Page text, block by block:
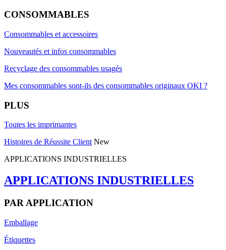
CONSOMMABLES
Consommables et accessoires
Nouveautés et infos consommables
Recyclage des consommables usagés
Mes consommables sont-ils des consommables originaux OKI ?
PLUS
Toutes les imprimantes
Histoires de Réussite Client New
APPLICATIONS INDUSTRIELLES
APPLICATIONS INDUSTRIELLES
PAR APPLICATION
Emballage
Étiquettes